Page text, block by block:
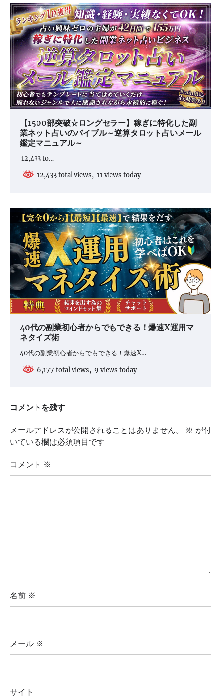
【1500部突破☆ロングセラー】稼ぎに特化した副
業ネット占いのバイブル～逆算タロット占いメール
鑑定マニュアル～
12,433 to…
12,433 total views, 11 views today
40代の副業初心者からでもできる！爆速X運用マ
ネタイズ術
40代の副業初心者からでもできる！爆速X…
6,177 total views, 9 views today
コメントを残す
メールアドレスが公開されることはありません。 ※ が付
いている欄は必須項目です
コメント ※
名前 ※
メール ※
サイト